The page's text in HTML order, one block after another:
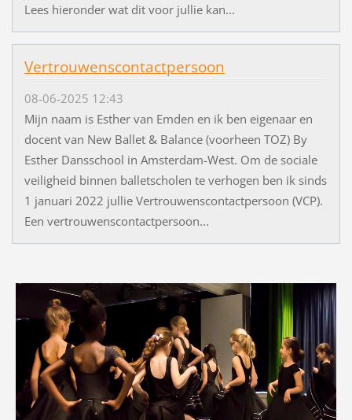
Lees hieronder wat dit voor jullie kan...
Vertrouwenscontactpersoon
08-06-2025 12:43
Mijn naam is Esther van Emden en ik ben eigenaar en
docent van New Ballet & Balance (voorheen TOZ) By
Esther Dansschool in Amsterdam-West. Om de sociale
veiligheid binnen balletscholen te verhogen ben ik sinds
1 januari 2022 jullie Vertrouwenscontactpersoon (VCP).
Een vertrouwenscontactpersoon...